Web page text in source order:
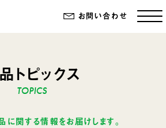
お問い合わせ
トピックス
関する情報をお届けします。